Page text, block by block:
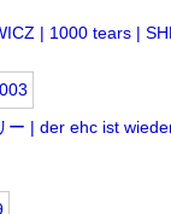
| 1000 tears |
ー | der ehc ist